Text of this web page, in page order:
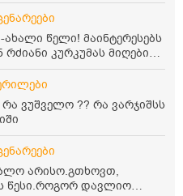
წყალში ჩავყაროთ 1 ჩაის
ორეგანო და
ჭამიდან 1-2 საათში.
ანთების საწინააღმდეგო
უკუჩვენება რა აქვს
ორეგანოს ჩაი?
წელი! მაინტერესებს
რძიანი კურკუმას მიღების
ასეთი ინფორმაცია:
შავ პილპილთან ერთად
ვარიანტი არის ჩაი:
უზმოზე,ჭამამდე თუ ჭამის
თუ მდუღარე?
მდუღარე
თვისებებს, ასევე
რა ვუშველო ?? რა ვარჯიშსს
არისო.გთხოვთ,
წესი.როგორ დავლიო